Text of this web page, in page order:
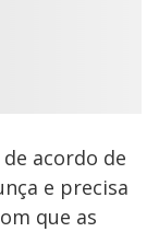
acordo de
e precisa
que as